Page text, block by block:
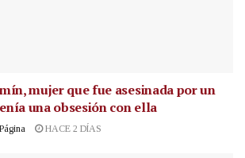
mujer que fue asesinada por un
una obsesión con ella
HACE 2 DÍAS